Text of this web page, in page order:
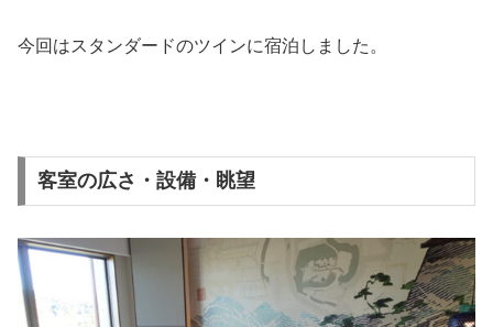
今回はスタンダードのツインに宿泊しました。
客室の広さ・設備・眺望